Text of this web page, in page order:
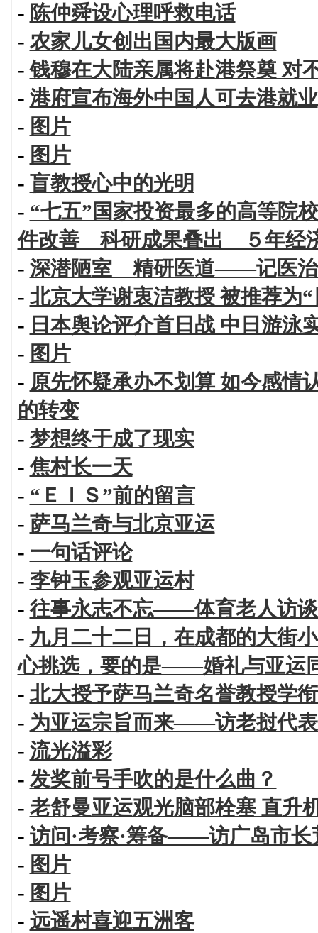
- 陈仲舜设心理呼救电话
- 农家儿女创出国内最大版画
-钱穆在大陆亲属将赴港祭奠 对
- 港府宣布海外中国人可去港就业
- 图片
- 图片
- 盲教授心中的光明
- “七五”国家投资最多的高等院
件改善 科研成果叠出 ５年经
- 深潜陋室 精研医道——记医治
- 北京大学谢衷洁教授 被推荐为
- 日本舆论评介首日战 中日游泳
- 图片
- 原先怀疑承办不划算 如今感情
的转变
- 梦想终于成了现实
- 焦村长一天
- “ＥＩＳ”前的留言
- 萨马兰奇与北京亚运
- 一句话评论
- 李钟玉参观亚运村
-往事永志不忘——体育老人访
- 九月二十二日，在成都的大街
心挑选，要的是——婚礼与亚运
- 北大授予萨马兰奇名誉教授学
- 为亚运宗旨而来——访老挝代
- 流光溢彩
- 发奖前号手吹的是什么曲？
- 老舒曼亚运观光脑部栓塞 直升
- 访问·考察·筹备——访广岛市长
- 图片
- 图片
- 远遥村喜迎五洲客